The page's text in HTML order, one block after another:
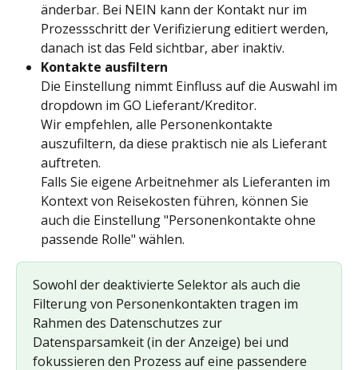
änderbar. Bei NEIN kann der Kontakt nur im
Prozessschritt der Verifizierung editiert werden,
danach ist das Feld sichtbar, aber inaktiv.
Kontakte ausfiltern
Die Einstellung nimmt Einfluss auf die Auswahl im
dropdown im GO Lieferant/Kreditor.
Wir empfehlen, alle Personenkontakte
auszufiltern, da diese praktisch nie als Lieferant
auftreten.
Falls Sie eigene Arbeitnehmer als Lieferanten im
Kontext von Reisekosten führen, können Sie
auch die Einstellung "Personenkontakte ohne
passende Rolle" wählen.
Sowohl der deaktivierte Selektor als auch die
Filterung von Personenkontakten tragen im
Rahmen des Datenschutzes zur
Datensparsamkeit (in der Anzeige) bei und
fokussieren den Prozess auf eine passendere